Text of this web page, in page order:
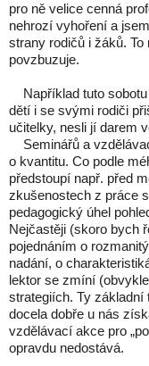
pro ně velice cenná
nehrozí vyhoření a
strany rodičů i žáků.
povzbuzuje.
Například tuto sobotu
dětí i se svými rodiči
učitelky, nesli jí darem
Seminářů a
o kvantitu. Co podle
předstoupí např. před
zkušenostech z práce
pedagogický úhel
Nejčastěji (skoro bych
pojednáním o
nadání, o
lektor se zmíní
strategiích. Ty základní
docela dobře u nás
vzdělávací akce pro
opravdu nedostává.